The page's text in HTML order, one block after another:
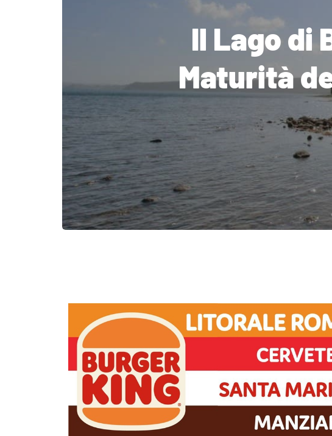
Il Lago di
Maturità